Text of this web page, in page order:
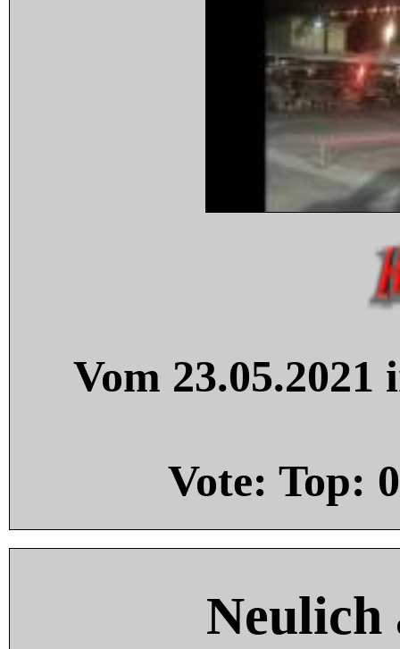
Vom
Vote: Top: 0
Neulich